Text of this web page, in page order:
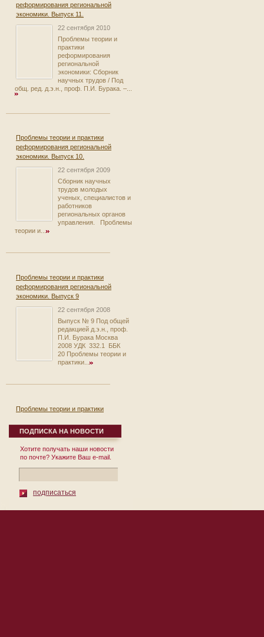
реформирования региональной
экономики. Выпуск 11.
22 сентября 2010
Проблемы теории и
практики
реформирования
региональной
экономики: Сборник
научных трудов / Под
общ. ред. д.э.н., проф. П.И. Бурака. –...
Проблемы теории и практики
реформирования региональной
экономики. Выпуск 10.
22 сентября 2009
Сборник научных
трудов молодых
ученых, специалистов и
работников
региональных органов
управления. Проблемы
теории и...
Проблемы теории и практики
реформирования региональной
экономики. Выпуск 9
22 сентября 2008
Выпуск № 9 Под общей
редакцией д.э.н., проф.
П.И. Бурака Москва
2008 УДК 332.1 ББК
20 Проблемы теории и
практики...
Проблемы теории и практики
экономики. Выпуск 8.
12 сентября 2007
Сборник научных
трудов Выпуск № 8
Под общей редакцией
332.1 ББК ...
ПОДПИСКА НА НОВОСТИ
Хотите получать наши новости
по почте? Укажите Ваш e-mail.
подписаться